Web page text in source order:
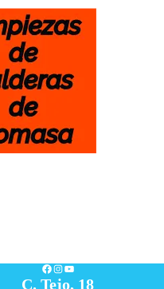
Facebook
Instagram
YouTube
C. Tejo, 18